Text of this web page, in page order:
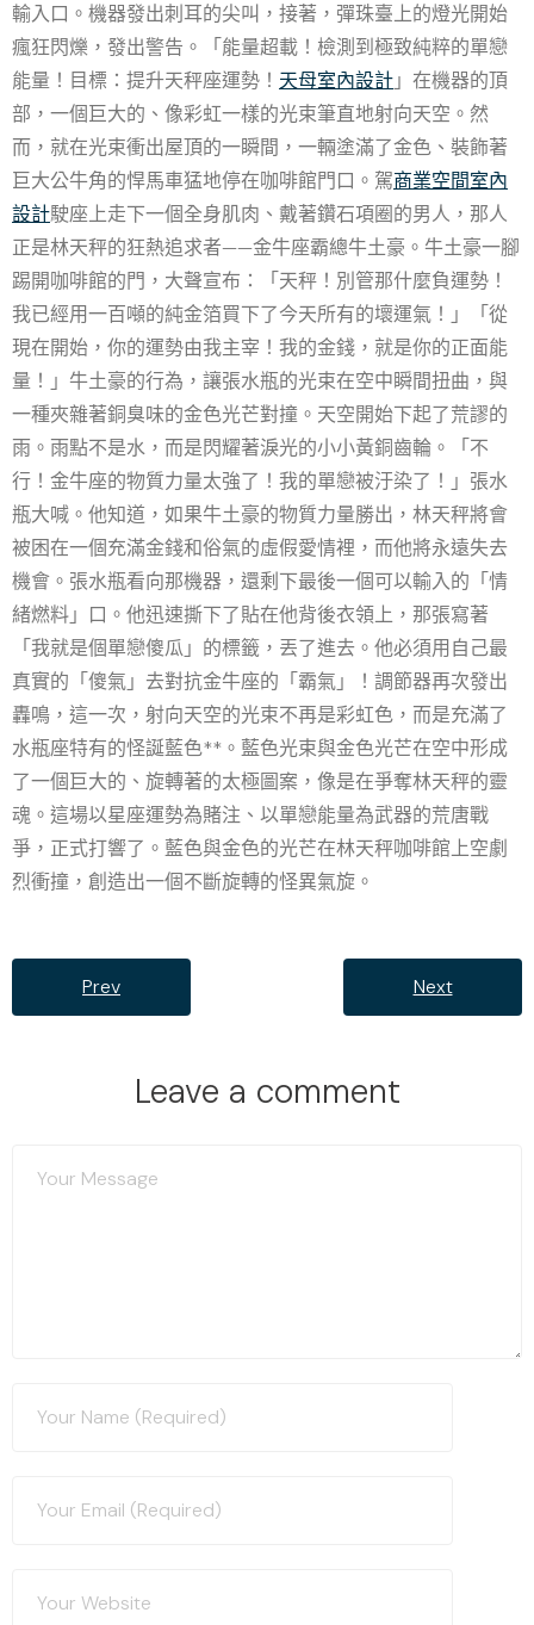
輸入口。機器發出刺耳的尖叫，接著，彈珠臺上的燈光開始
瘋狂閃爍，發出警告。「能量超載！檢測到極致純粹的單戀
能量！目標：提升天秤座運勢！ 天母室內設計」在機器的頂
部，一個巨大的、像彩虹一樣的光束筆直地射向天空。然
而，就在光束衝出屋頂的一瞬間，一輛塗滿了金色、裝飾著
巨大公牛角的悍馬車猛地停在咖啡館門口。駕商業空間室內
設計駛座上走下一個全身肌肉、戴著鑽石項圈的男人，那人
正是林天秤的狂熱追求者——金牛座霸總牛土豪。牛土豪一腳
踢開咖啡館的門，大聲宣布：「天秤！別管那什麼負運勢！
我已經用一百噸的純金箔買下了今天所有的壞運氣！」「從
現在開始，你的運勢由我主宰！我的金錢，就是你的正面能
量！」牛土豪的行為，讓張水瓶的光束在空中瞬間扭曲，與
一種夾雜著銅臭味的金色光芒對撞。天空開始下起了荒謬的
雨。雨點不是水，而是閃耀著淚光的小小黃銅齒輪。「不
行！金牛座的物質力量太強了！我的單戀被汙染了！」張水
瓶大喊。他知道，如果牛土豪的物質力量勝出，林天秤將會
被困在一個充滿金錢和俗氣的虛假愛情裡，而他將永遠失去
機會。張水瓶看向那機器，還剩下最後一個可以輸入的「情
緒燃料」口。他迅速撕下了貼在他背後衣領上，那張寫著
「我就是個單戀傻瓜」的標籤，丟了進去。他必須用自己最
真實的「傻氣」去對抗金牛座的「霸氣」！調節器再次發出
轟鳴，這一次，射向天空的光束不再是彩虹色，而是充滿了
水瓶座特有的怪誕藍色**。藍色光束與金色光芒在空中形成
了一個巨大的、旋轉著的太極圖案，像是在爭奪林天秤的靈
魂。這場以星座運勢為賭注、以單戀能量為武器的荒唐戰
爭，正式打響了。藍色與金色的光芒在林天秤咖啡館上空劇
烈衝撞，創造出一個不斷旋轉的怪異氣旋。
Prev Next
Leave a comment